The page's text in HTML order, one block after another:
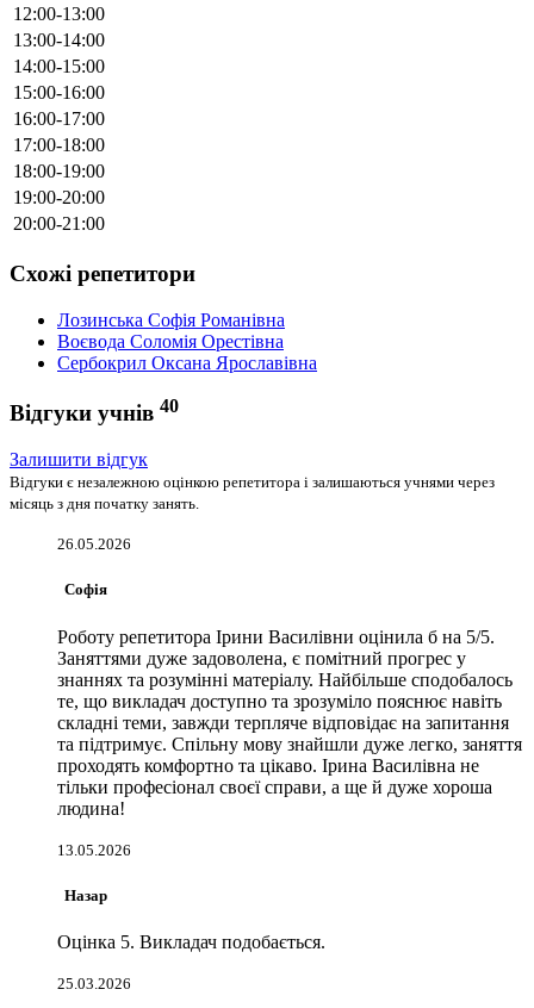
12:00-13:00
13:00-14:00
14:00-15:00
15:00-16:00
16:00-17:00
17:00-18:00
18:00-19:00
19:00-20:00
20:00-21:00
Схожі репетитори
Лозинська Софія Романівна
Воєвода Соломія Орестівна
Сербокрил Оксана Ярославівна
Відгуки учнів 40
Залишити відгук
Відгуки є незалежною оцінкою репетитора і залишаються учнями через
місяць з дня початку занять.
26.05.2026
Софія
Роботу репетитора Ірини Василівни оцінила б на 5/5.
Заняттями дуже задоволена, є помітний прогрес у
знаннях та розумінні матеріалу. Найбільше сподобалось
те, що викладач доступно та зрозуміло пояснює навіть
складні теми, завжди терпляче відповідає на запитання
та підтримує. Спільну мову знайшли дуже легко, заняття
проходять комфортно та цікаво. Ірина Василівна не
тільки професіонал своєї справи, а ще й дуже хороша
людина!
13.05.2026
Назар
Оцінка 5. Викладач подобається.
25.03.2026